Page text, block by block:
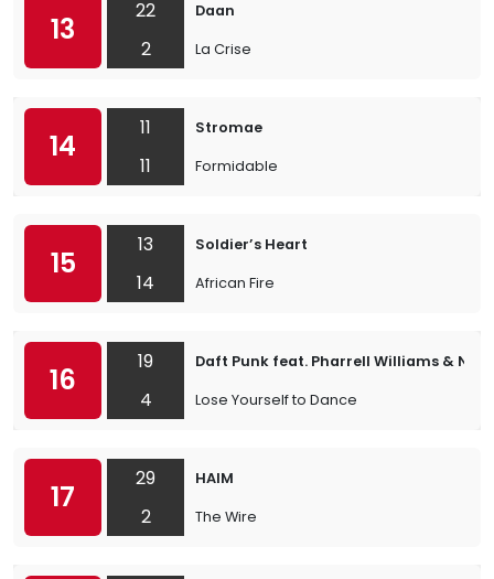
13
22
2
Daan
La Crise
14
11
11
Stromae
Formidable
15
13
14
Soldier’s Heart
African Fire
16
19
4
Daft Punk feat. Pharrell Williams & Nile
Lose Yourself to Dance
17
29
2
HAIM
The Wire